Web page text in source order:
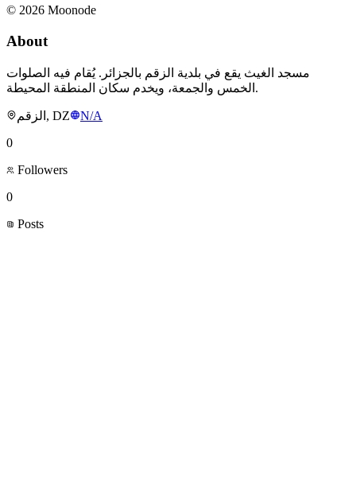
© 2026 Moonode
About
مسجد الغيث يقع في بلدية الزقم بالجزائر. يُقام فيه الصلوات
الخمس والجمعة، ويخدم سكان المنطقة المحيطة.
الزقم, DZ
N/A
0
Followers
0
Posts